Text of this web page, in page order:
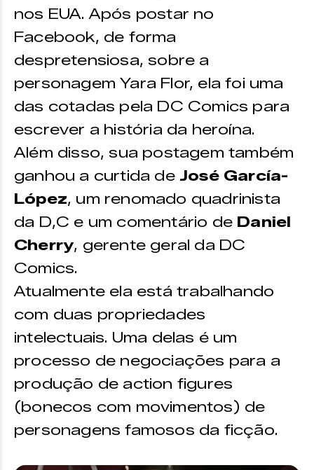
nos EUA. Após postar no
Facebook, de forma
despretensiosa, sobre a
personagem Yara Flor, ela foi uma
das cotadas pela DC Comics para
escrever a história da heroína.
Além disso, sua postagem também
ganhou a curtida de José García-
López, um renomado quadrinista
da D,C e um comentário de Daniel
Cherry, gerente geral da DC
Comics.
Atualmente ela está trabalhando
com duas propriedades
intelectuais. Uma delas é um
processo de negociações para a
produção de action figures
(bonecos com movimentos) de
personagens famosos da ficção.